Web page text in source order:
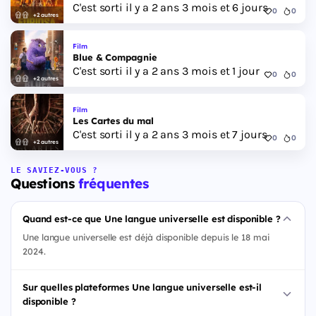
+2 autres
C'est sorti il y a 2 ans 3 mois et 6 jours 0 0
+2 autres
Film
Blue & Compagnie
C'est sorti il y a 2 ans 3 mois et 1 jour 0 0
+2 autres
Film
Les Cartes du mal
C'est sorti il y a 2 ans 3 mois et 7 jours 0 0
LE SAVIEZ-VOUS ?
Questionsfréquentes
Quand est-ce que Une langue universelle est disponible ?
Une langue universelle est déjà disponible depuis le 18 mai
2024.
Sur quelles plateformes Une langue universelle est-il
disponible ?